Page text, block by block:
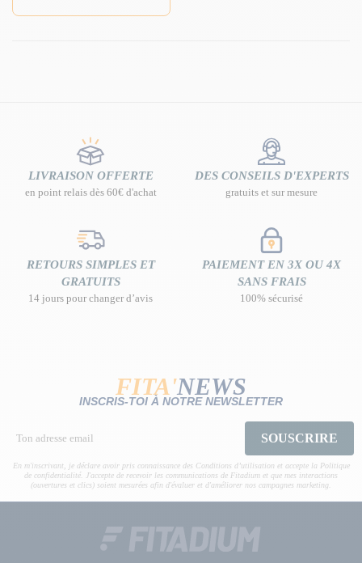
LIVRAISON OFFERTE
en point relais dès 60€ d'achat
DES CONSEILS D'EXPERTS
gratuits et sur mesure
RETOURS SIMPLES ET
GRATUITS
14 jours pour changer d’avis
PAIEMENT EN 3X OU 4X
SANS FRAIS
100% sécurisé
FITA'NEWS
INSCRIS-TOI À NOTRE NEWSLETTER
SOUSCRIRE
En m'inscrivant, je déclare avoir pris connaissance des Conditions d’utilisation et accepte la Politique
de confidentialité. J'accepte de recevoir les communications de Fitadium et que mes interactions
(ouvertures et clics) soient mesurées afin d'évaluer et d'améliorer nos campagnes marketing.